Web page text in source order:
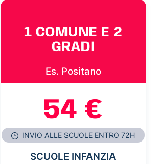
1 COMUNE E 2
GRADI
Es. Positano
54 €
INVIO ALLE SCUOLE ENTRO 72H
SCUOLE INFANZIA